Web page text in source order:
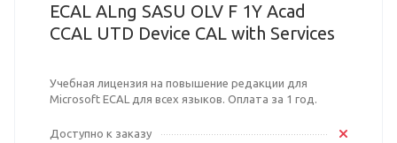
ECAL ALng SASU OLV F 1Y Acad
CCAL UTD Device CAL with Services
Учебная лицензия на повышение редакции для
Microsoft ECAL для всех языков. Оплата за 1 год.
Доступно к заказу